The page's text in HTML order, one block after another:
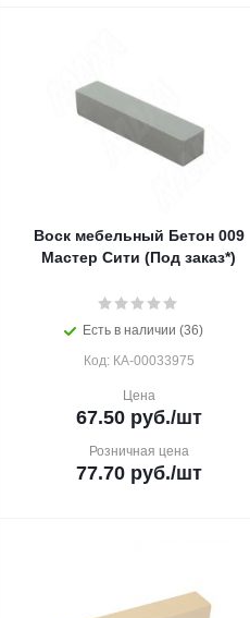
Воск мебельный Бетон 009
Мастер Сити (Под заказ*)
Есть в наличии (36)
Код: КА-00033975
Цена
67.50руб./шт
Розничная цена
77.70руб./шт